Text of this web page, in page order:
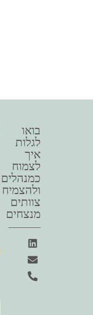
בואו
לגלות
איך
לצמוח
כמנהלים
ולהצמיח
צוותים
מנצחים